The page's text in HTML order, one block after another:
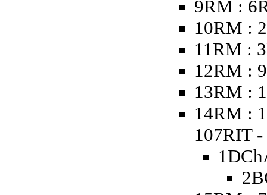
9RM :
10RM :
11RM :
12RM :
13RM :
14RM :
107RIT